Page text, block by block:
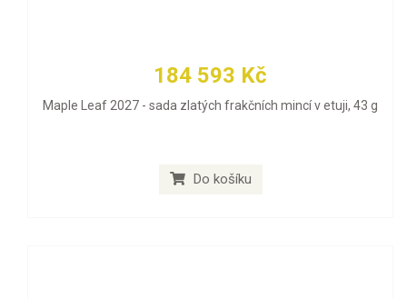
184 593 Kč
Maple Leaf 2027 - sada zlatých frakčních mincí v etuji, 43 g
Do košíku